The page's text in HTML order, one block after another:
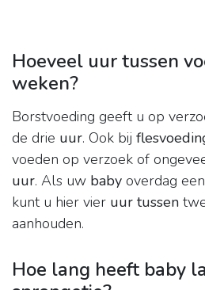
Hoeveel uur tussen
weken?
Borstvoeding geeft u op
de drie uur. Ook bij
voeden op verzoek of
uur. Als uw baby overdag
kunt u hier vier uur tussen
aanhouden.
Hoe lang heeft baby